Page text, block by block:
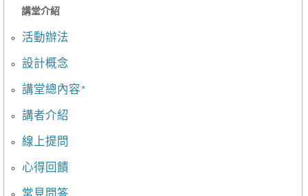
講堂介紹
活動辦法
設計概念
講堂總內容*
講者介紹
線上提問
心得回饋